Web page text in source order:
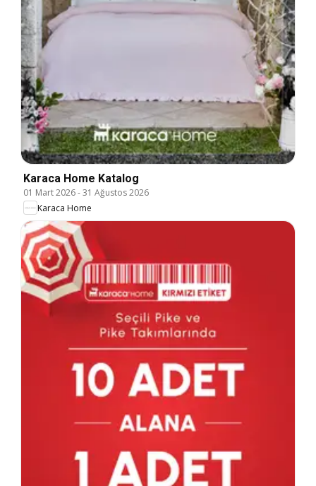
Karaca Home Katalog
01 Mart 2026-31 Ağustos 2026
Karaca Home